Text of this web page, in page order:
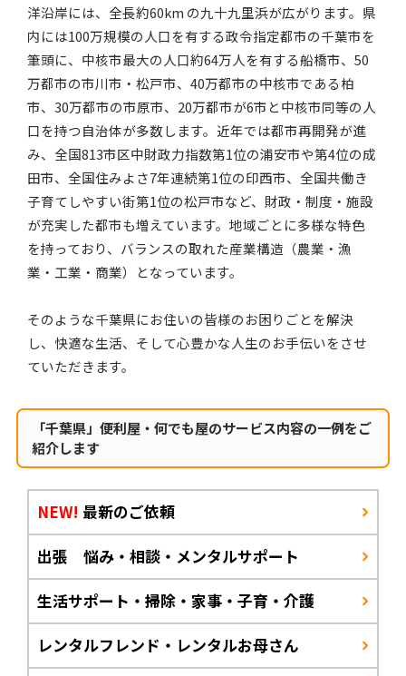
洋沿岸には、全長約60km の九十九里浜が広がります。県
内には100万規模の人口を有する政令指定都市の千葉市を
筆頭に、中核市最大の人口約64万人を有する船橋市、50
万都市の市川市・松戸市、40万都市の中核市である柏
市、30万都市の市原市、20万都市が6市と中核市同等の人
口を持つ自治体が多数します。近年では都市再開発が進
み、全国813市区中財政力指数第1位の浦安市や第4位の成
田市、全国住みよさ7年連続第1位の印西市、全国共働き
子育てしやすい街第1位の松戸市など、財政・制度・施設
が充実した都市も増えています。地域ごとに多様な特色
を持っており、バランスの取れた産業構造（農業・漁
業・工業・商業）となっています。
そのような千葉県にお住いの皆様のお困りごとを解決
し、快適な生活、そして心豊かな人生のお手伝いをさせ
ていただきます。
「千葉県」便利屋・何でも屋のサービス内容の一例をご
紹介します
NEW! 最新のご依頼
出張 悩み・相談・メンタルサポート
生活サポート・掃除・家事・子育・介護
レンタルフレンド・レンタルお母さん